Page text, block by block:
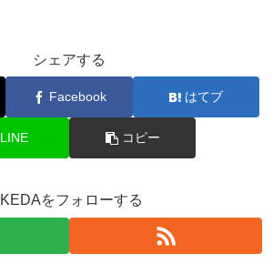
シェアする
Facebook はてブ
LINE コピー
IKEDAをフォローする